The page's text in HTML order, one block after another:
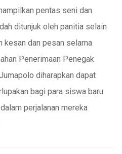
pentas seni dan
ditunjuk oleh panitia selain
kesan dan pesan selama
Penerimaan Penegak
diharapkan dapat
bagi para siswa baru
perjalanan mereka